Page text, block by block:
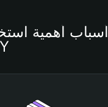
أسباب أهمية